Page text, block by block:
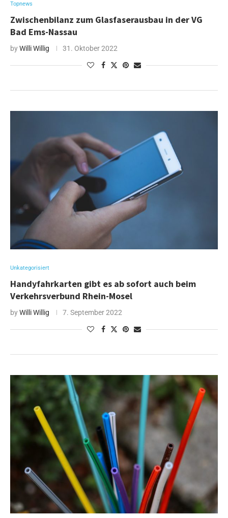
Topnews
Zwischenbilanz zum Glasfaserausbau in der VG
Bad Ems-Nassau
byWilli Willig 31. Oktober 2022
Unkategorisiert
Handyfahrkarten gibt es ab sofort auch beim
Verkehrsverbund Rhein-Mosel
byWilli Willig 7. September 2022